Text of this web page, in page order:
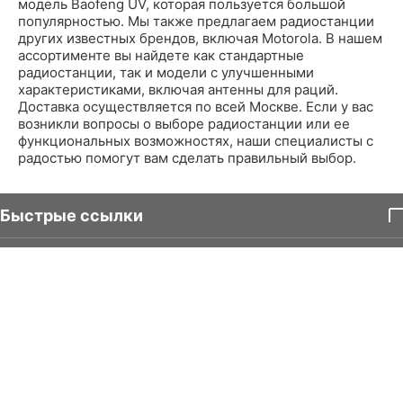
модель Baofeng UV, которая пользуется большой
популярностью. Мы также предлагаем радиостанции
других известных брендов, включая Motorola. В нашем
ассортименте вы найдете как стандартные
радиостанции, так и модели с улучшенными
характеристиками, включая антенны для раций.
Доставка осуществляется по всей Москве. Если у вас
возникли вопросы о выборе радиостанции или ее
функциональных возможностях, наши специалисты с
радостью помогут вам сделать правильный выбор.
Быстрые ссылки